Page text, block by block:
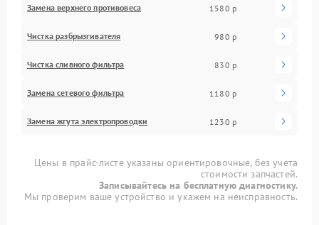
Замена верхнего противовеса 1580 р
Чистка разбрызгивателя 980 р
Чистка сливного фильтра 830 р
Замена сетевого фильтра 1180 р
Замена жгута электропроводки 1230 р
Цены в прайс-листе указаны ориентировочные, без учета
стоимости запчастей.
Записывайтесь на бесплатную диагностику.
Мы проверим ваше устройство и укажем на неисправность.